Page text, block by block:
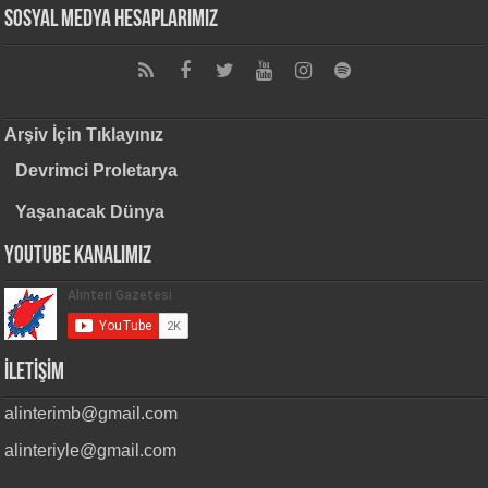
Sosyal Medya Hesaplarımız
Arşiv İçin Tıklayınız
Devrimci Proletarya
Yaşanacak Dünya
Youtube Kanalımız
İLETİŞİM
alinterimb@gmail.com
alinteriyle@gmail.com